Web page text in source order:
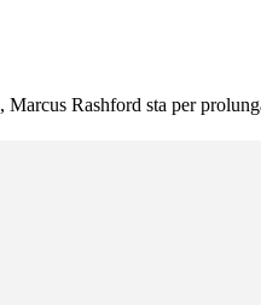
, Marcus Rashford sta per